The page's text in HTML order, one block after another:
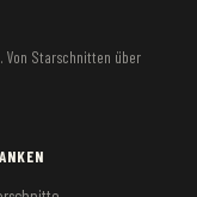
Von Starschnitten über